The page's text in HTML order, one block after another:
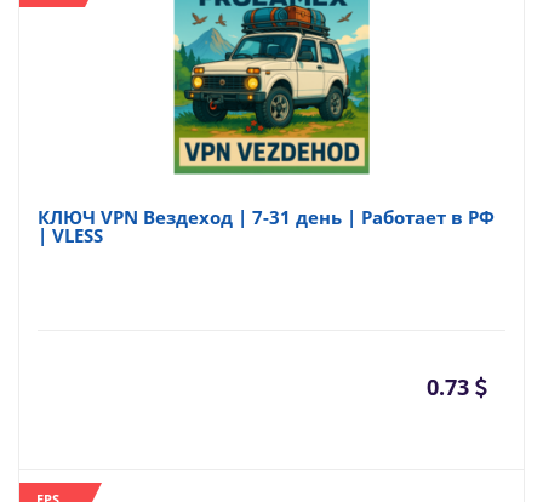
КЛЮЧ VPN Вездеход | 7-31 день | Работает в РФ
| VLESS
0.73